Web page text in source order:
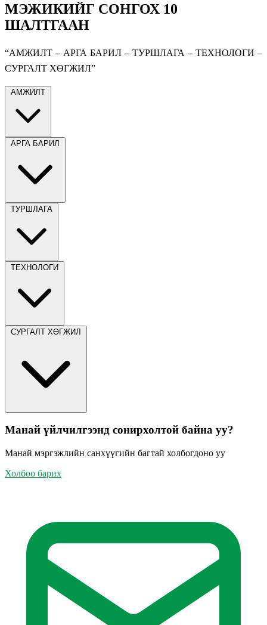
МЭЖИКИЙГ СОНГОХ 10
ШАЛТГААН
“АМЖИЛТ – АРГА БАРИЛ – ТУРШЛАГА – ТЕХНОЛОГИ –
СУРГАЛТ ХӨГЖИЛ”
АМЖИЛТ
АРГА БАРИЛ
ТУРШЛАГА
ТЕХНОЛОГИ
СУРГАЛТ ХӨГЖИЛ
Манай үйлчилгээнд сонирхолтой байна уу?
Манай мэргэжлийн санхүүгийн багтай холбогдоно уу
Холбоо барих